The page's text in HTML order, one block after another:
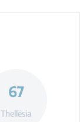
67
Thellësia